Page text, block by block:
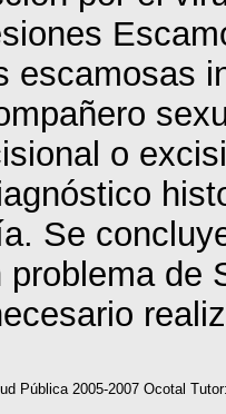
escamosas
o
Se
de
Pública 2005-2007 Ocotal